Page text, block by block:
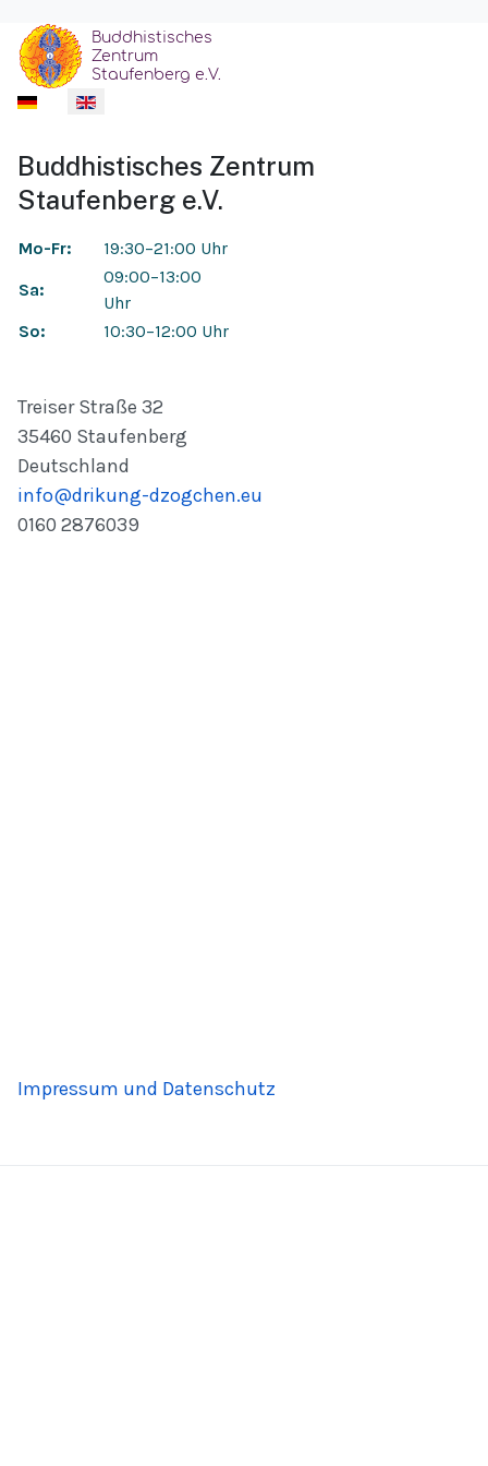
Select your language
Buddhistisches Zentrum
Staufenberg e.V.
Mo-Fr:
19:30–21:00 Uhr
Sa:
09:00–13:00
Uhr
So:
10:30–12:00 Uhr
Treiser Straße 32
35460 Staufenberg
Deutschland
info@drikung-dzogchen.eu
0160 2876039
Impressum und Datenschutz